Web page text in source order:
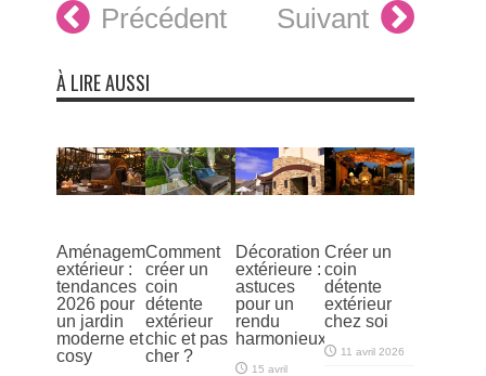
Précédent Suivant
À LIRE AUSSI
Aménagement
extérieur :
tendances
2026 pour
un jardin
moderne et
cosy
Comment
créer un
coin
détente
extérieur
chic et pas
cher ?
Décoration
extérieure :
astuces
pour un
rendu
harmonieux
15 avril
Créer un
coin
détente
extérieur
chez soi
11 avril 2026